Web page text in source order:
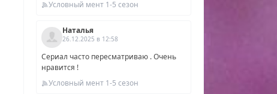
Условный мент 1-5 сезон
Наталья
26.12.2025 в 12:58
Сериал часто пересматриваю . Очень
нравится !
Условный мент 1-5 сезон